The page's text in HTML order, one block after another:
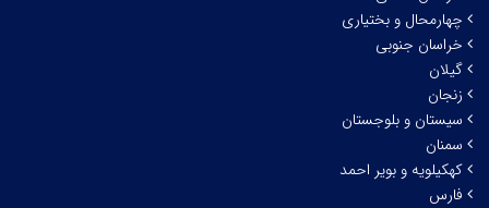
چهارمحال و بختیاری
خراسان جنوبی
گیلان
زنجان
سیستان و بلوجستان
سمنان
کهکیلویه و بویر احمد
فارس